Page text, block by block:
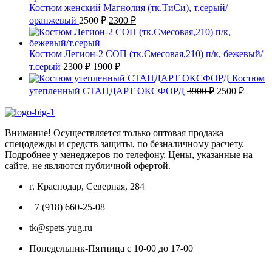
2050 ₽.
Костюм женский Магнолия (тк.ТиСи), т.серый/
оранжевый 2500₽ Первоначальная
цена
составляла
2500 ₽.
2300 ₽Текущая
цена:
Костюм Легион-2 СОП (тк.Смесовая,210) п/к, бежевый/
т.серый 2300₽ Первоначальная
цена
составляла
2300 ₽.
1900 ₽Текущая
цена:
1900 ₽.
Костюм
утепленный СТАНДАРТ ОКСФОРД 3900₽ 2500 ₽
Внимание! Осуществляется только оптовая продажа
спецодежды и средств защиты, по безналичному расчету.
Подробнее у менеджеров по телефону. Цены, указанные на
сайте, не являются публичной офертой.
г. Краснодар, Северная, 284
+7 (918) 660-25-08
tk@spets-yug.ru
Понедельник-Пятница с 10-00 до 17-00